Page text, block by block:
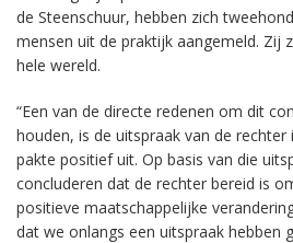
de Steenschuur, hebben zich
mensen uit de praktijk aangemeld. Zij
hele wereld.
“Een van de directe redenen om dit
houden, is de uitspraak van de rechter
pakte positief uit. Op basis van die
concluderen dat de rechter bereid is
positieve maatschappelijke
dat we onlangs een uitspraak hebben